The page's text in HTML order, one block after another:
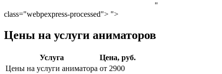
"
class="webpexpress-processed"> ">
Цены на услуги аниматоров
Услуга
Цена, руб.
Цены на услуги аниматора от 2900